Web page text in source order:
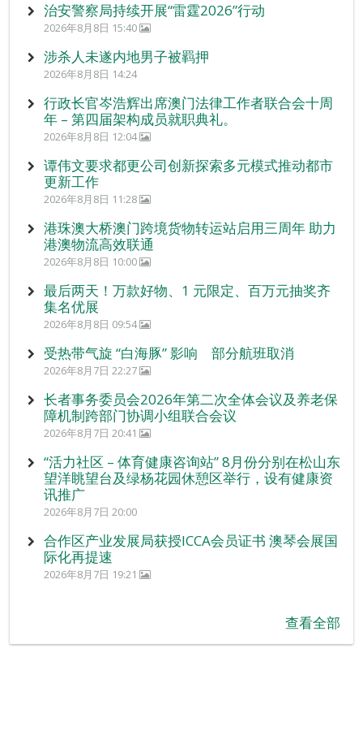
治安警察局持续开展“雷霆2026”行动
2026年8月8日 15:40
涉杀人未遂内地男子被羁押
2026年8月8日 14:24
行政长官岑浩辉出席澳门法律工作者联合会十周
年 – 第四届架构成员就职典礼。
2026年8月8日 12:04
谭伟文要求都更公司创新探索多元模式推动都市
更新工作
2026年8月8日 11:28
港珠澳大桥澳门跨境货物转运站启用三周年 助力
港澳物流高效联通
2026年8月8日 10:00
最后两天！万款好物、1 元限定、百万元抽奖齐
集名优展
2026年8月8日 09:54
受热带气旋 “白海豚” 影响 部分航班取消
2026年8月7日 22:27
长者事务委员会2026年第二次全体会议及养老保
障机制跨部门协调小组联合会议
2026年8月7日 20:41
“活力社区 – 体育健康咨询站” 8月份分别在松山东
望洋眺望台及绿杨花园休憩区举行，设有健康资
讯推广
2026年8月7日 20:00
合作区产业发展局获授ICCA会员证书 澳琴会展国
际化再提速
2026年8月7日 19:21
查看全部